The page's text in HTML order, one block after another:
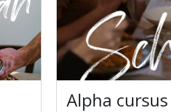
Alpha